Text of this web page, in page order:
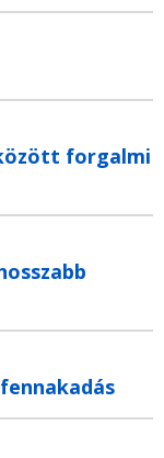
forgalmi